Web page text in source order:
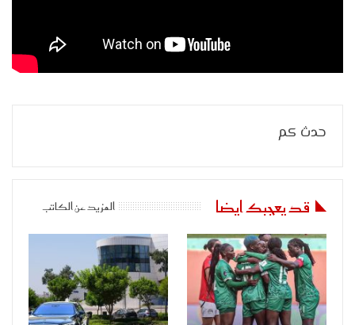
حدث كم
قد يعجبك ايضا المزيد عن الكاتب